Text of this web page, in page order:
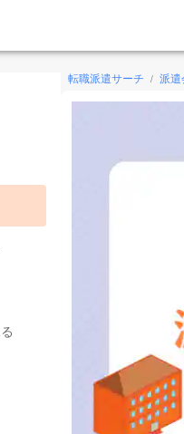
転職派遣サーチ / 派遣